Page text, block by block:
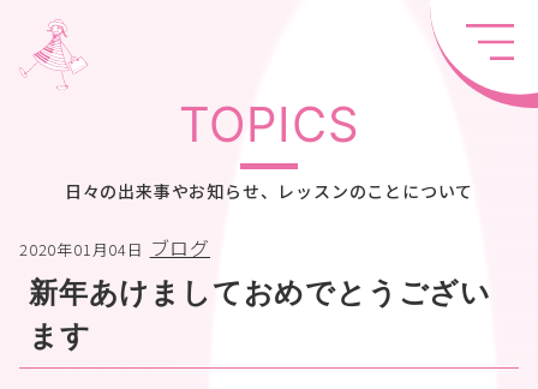
TOPICS
日々の出来事やお知らせ、レッスンのことについて
2020年01月04日 ブログ
新年あけましておめでとうござい
ます